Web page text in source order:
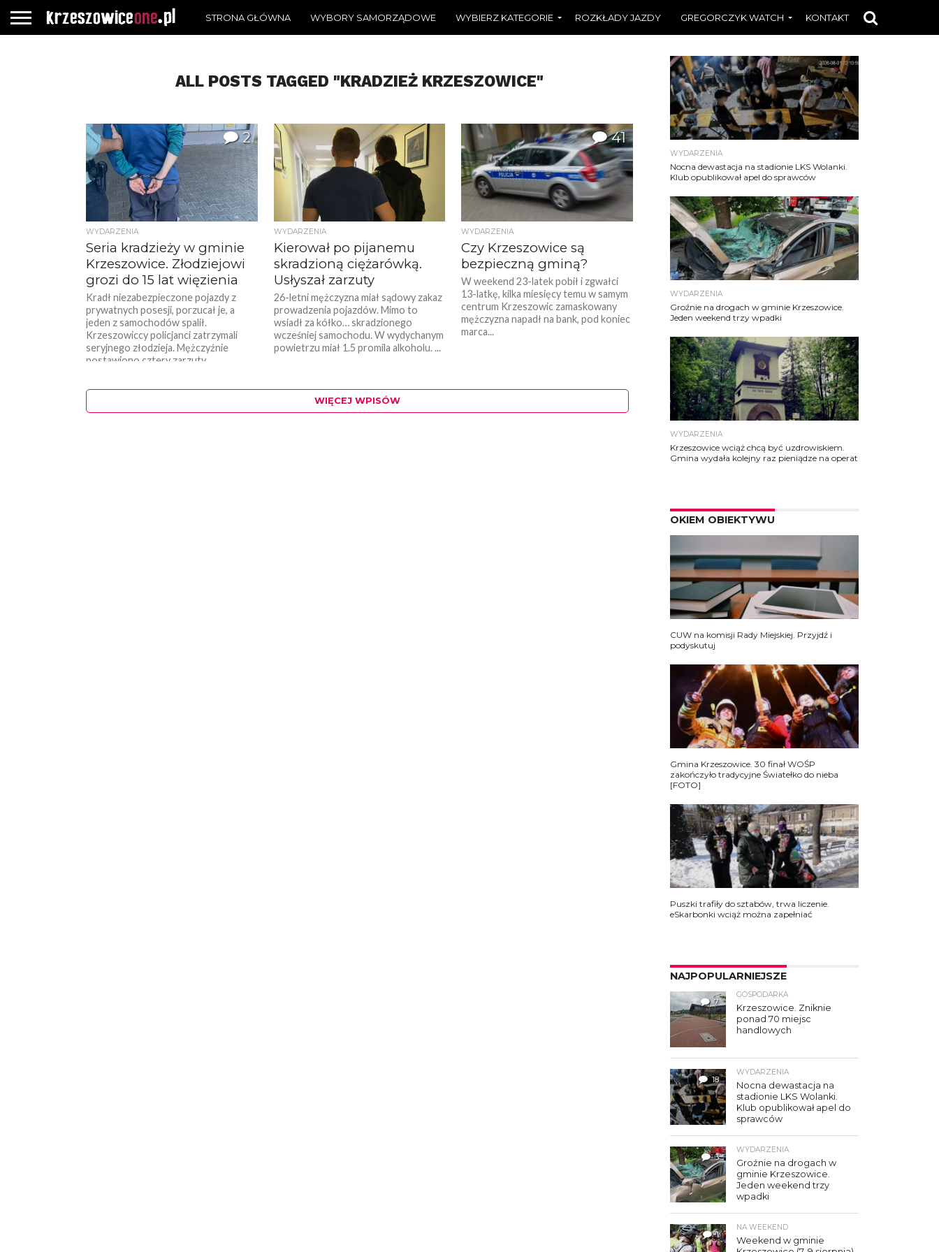
STRONA GŁÓWNA WYBORY SAMORZĄDOWE WYBIERZ KATEGORIE ROZKŁADY JAZDY GREGORCZYK WATCH KONTAKT
ALL POSTS TAGGED "KRADZIEŻ KRZESZOWICE"
2
WYDARZENIA
Seria kradzieży w gminie
Krzeszowice. Złodziejowi
grozi do 15 lat więzienia
Kradł niezabezpieczone pojazdy z
prywatnych posesji, porzucał je, a
jeden z samochodów spalił.
Krzeszowiccy policjanci zatrzymali
seryjnego złodzieja. Mężczyźnie
postawiono cztery zarzuty....
WYDARZENIA
Kierował po pijanemu
skradzioną ciężarówką.
Usłyszał zarzuty
26-letni mężczyzna miał sądowy zakaz
prowadzenia pojazdów. Mimo to
wsiadł za kółko… skradzionego
wcześniej samochodu. W wydychanym
powietrzu miał 1.5 promila alkoholu. ...
41
WYDARZENIA
Czy Krzeszowice są
bezpieczną gminą?
W weekend 23-latek pobił i zgwałci
13-latkę, kilka miesięcy temu w samym
centrum Krzeszowic zamaskowany
mężczyzna napadł na bank, pod koniec
marca...
WIĘCEJ WPISÓW
WYDARZENIA
Nocna dewastacja na stadionie LKS Wolanki.
Klub opublikował apel do sprawców
WYDARZENIA
Groźnie na drogach w gminie Krzeszowice.
Jeden weekend trzy wpadki
WYDARZENIA
Krzeszowice wciąż chcą być uzdrowiskiem.
Gmina wydała kolejny raz pieniądze na operat
OKIEM OBIEKTYWU
CUW na komisji Rady Miejskiej. Przyjdź i
podyskutuj
Gmina Krzeszowice. 30 finał WOŚP
zakończyło tradycyjne Światełko do nieba
[FOTO]
Puszki trafiły do sztabów, trwa liczenie.
eSkarbonki wciąż można zapełniać
NAJPOPULARNIEJSZE
7
GOSPODARKA
Krzeszowice. Zniknie
ponad 70 miejsc
handlowych
18
WYDARZENIA
Nocna dewastacja na
stadionie LKS Wolanki.
Klub opublikował apel do
sprawców
3
WYDARZENIA
Groźnie na drogach w
gminie Krzeszowice.
Jeden weekend trzy
wpadki
1
NA WEEKEND
Weekend w gminie